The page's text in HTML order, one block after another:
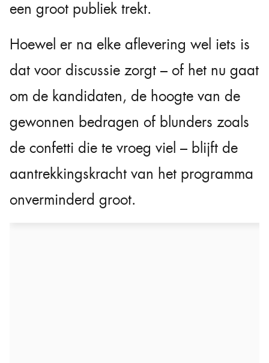
een groot publiek trekt.
Hoewel er na elke aflevering wel iets is
dat voor discussie zorgt – of het nu gaat
om de kandidaten, de hoogte van de
gewonnen bedragen of blunders zoals
de confetti die te vroeg viel – blijft de
aantrekkingskracht van het programma
onverminderd groot.